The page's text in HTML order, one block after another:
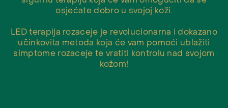
osjećate dobro u svojoj koži.
LED terapija rozaceje je revolucionarna i dokazano
učinkovita metoda koja će vam pomoći ublažiti
simptome rozaceje te vratiti kontrolu nad svojom
kožom!